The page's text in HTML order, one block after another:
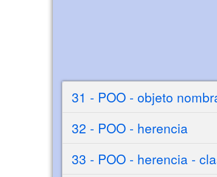
31 - POO - objeto
32 - POO - herencia
33 - POO - herencia -